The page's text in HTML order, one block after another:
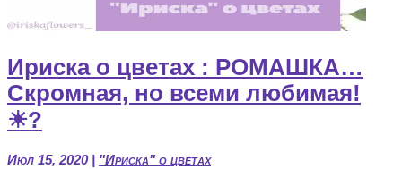
Ириска о цветах : РОМАШКА…
Скромная, но всеми любимая!
☀?
Июл 15, 2020| "Ириска" о цветах